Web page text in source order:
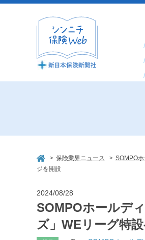
> 保険業界ニュース > SOMPO
ジを開設
2024/08/28
SOMPOホールデ
ズ」WEリーグ特